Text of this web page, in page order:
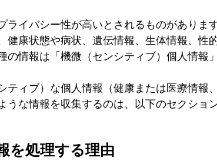
ライバシー性が高いとされるものがありま
健康状態や病状、遺伝情報、生体情報、性
情報は「機微（センシティブ）個人情報
ティブ）な個人情報（健康または医療情報
うな情報を収集するのは、以下のセクショ
を処理する理由